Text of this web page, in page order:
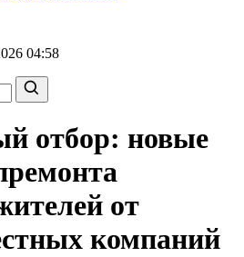
04:58
отбор: новые
от
компаний